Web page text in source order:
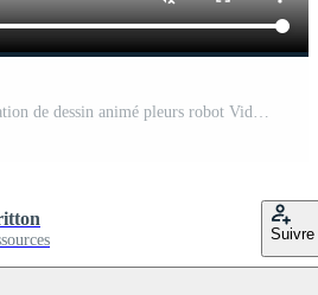
radioactif embrasé animation de dessin animé pleurs robot Vidéo Pro
Suivre